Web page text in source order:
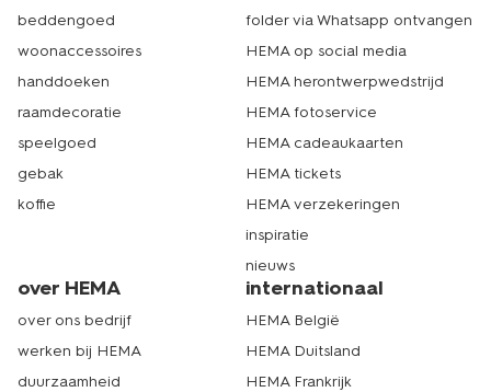
beddengoed
woonaccessoires
handdoeken
raamdecoratie
speelgoed
gebak
koffie
folder via Whatsapp ontvangen
HEMA op social media
HEMA herontwerpwedstrijd
HEMA fotoservice
HEMA cadeaukaarten
HEMA tickets
HEMA verzekeringen
inspiratie
nieuws
over HEMA
over ons bedrijf
werken bij HEMA
duurzaamheid
internationaal
HEMA België
HEMA Duitsland
HEMA Frankrijk